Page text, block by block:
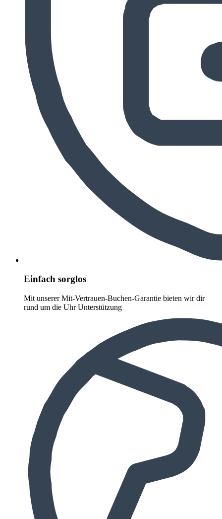
Einfach sorglos
Mit unserer Mit-Vertrauen-Buchen-Garantie bieten wir dir
rund um die Uhr Unterstützung